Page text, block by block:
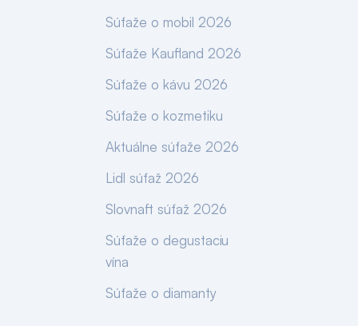
Súťaže o mobil 2026
Súťaže Kaufland 2026
Súťaže o kávu 2026
Súťaže o kozmetiku
Aktuálne súťaže 2026
Lidl súťaž 2026
Slovnaft súťaž 2026
Súťaže o degustaciu
vína
Súťaže o diamanty